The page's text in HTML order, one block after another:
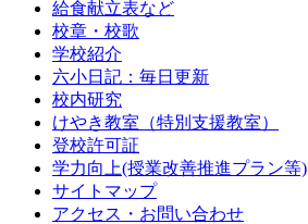
給食献立表など
校章・校歌
学校紹介
六小日記：毎日更新
校内研究
けやき教室（特別支援教室）
登校許可証
学力向上(授業改善推進プラン等)
サイトマップ
アクセス・お問い合わせ